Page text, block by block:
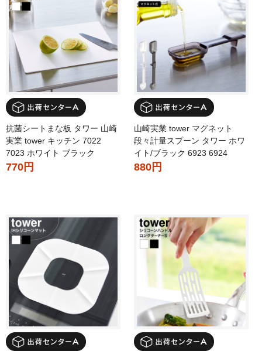
抗菌シートまな板 タワー 山崎
実業 tower キッチン 7022
7023 ホワイト ブラック
770円
山崎実業 tower マグネット
段々計量スプーン タワー ホワ
イト/ブラック 6923 6924
880円